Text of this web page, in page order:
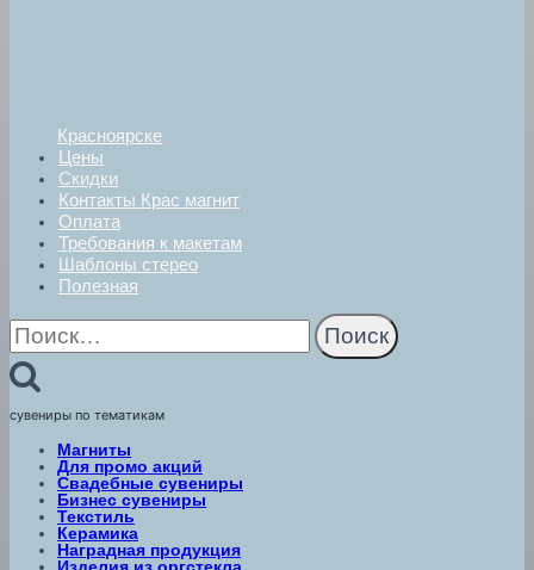
Красноярске
Цены
Скидки
Контакты Крас магнит
Оплата
Требования к макетам
Шаблоны стерео
Полезная
Найти:
сувениры по тематикам
Магниты
Для промо акций
Свадебные сувениры
Бизнес сувениры
Текстиль
Керамика
Наградная продукция
Изделия из оргстекла